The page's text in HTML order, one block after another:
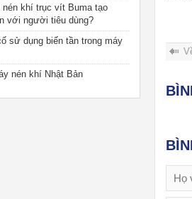
nén khí trục vít Buma tạo
với người tiêu dùng?
sử dụng biến tần trong máy
nén khí Nhật Bản